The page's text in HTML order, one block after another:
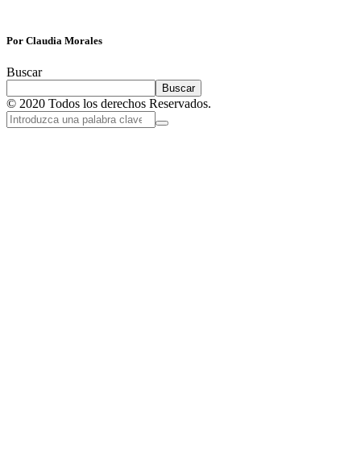
Por Claudia Morales
Buscar
Buscar
© 2020 Todos los derechos Reservados.